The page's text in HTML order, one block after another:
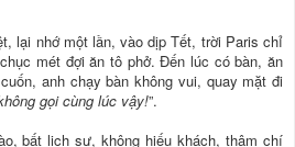
lại nhớ một lần, vào dịp Tết, trời Paris chỉ
mét đợi ăn tô phở. Đến lúc có bàn, ăn
anh chạy bàn không vui, quay mặt đi
gọi cùng lúc vậy!”.
bất lịch sự, không hiếu khách, thậm chí